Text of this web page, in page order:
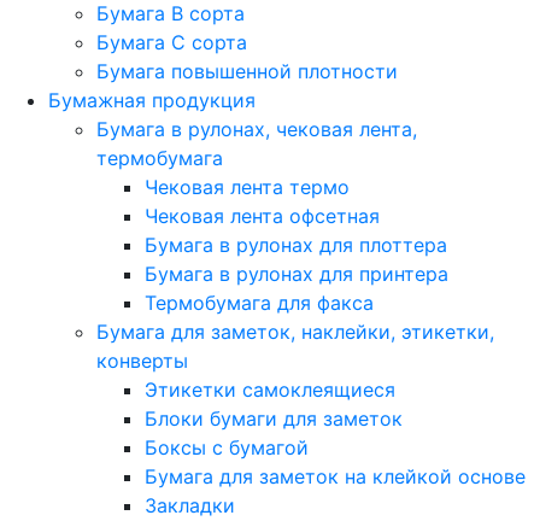
Бумага B сорта
Бумага C сорта
Бумага повышенной плотности
Бумажная продукция
Бумага в рулонах, чековая лента,
термобумага
Чековая лента термо
Чековая лента офсетная
Бумага в рулонах для плоттера
Бумага в рулонах для принтера
Термобумага для факса
Бумага для заметок, наклейки, этикетки,
конверты
Этикетки самоклеящиеся
Блоки бумаги для заметок
Боксы с бумагой
Бумага для заметок на клейкой основе
Закладки